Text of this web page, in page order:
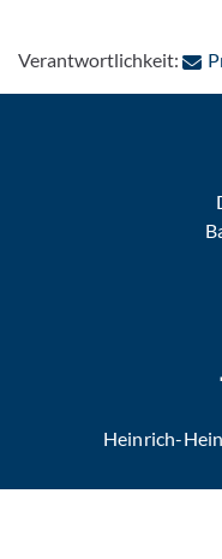
Verantwortlichkeit:
Heinrich-